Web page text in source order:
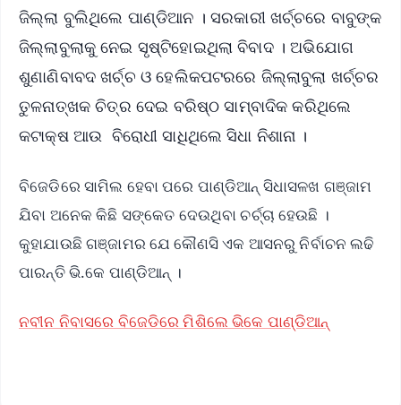
ଜିଲ୍ଲା ବୁଲିଥିଲେ ପାଣ୍ଡିଆନ । ସରକାରୀ ଖର୍ଚ୍ଚରେ ବାବୁଙ୍କ
ଜିଲ୍ଲାବୁଲାକୁ ନେଇ ସୃଷ୍ଟିହୋଇଥିଲା ବିବାଦ । ଅଭିଯୋଗ
ଶୁଣାଣିବାବଦ ଖର୍ଚ୍ଚ ଓ ହେଲିକପଟରରେ ଜିଲ୍ଲାବୁଲା ଖର୍ଚ୍ଚର
ତୁଳନାତ୍ଖକ ଚିତ୍ର ଦେଇ ବରିଷ୍ଠ ସାମ୍ବାଦିକ କରିଥିଲେ
କଟାକ୍ଷ ଆଉ ବିରୋଧୀ ସାଧିଥିଲେ ସିଧା ନିଶାନା ।
ବିଜେଡିରେ ସାମିଲ ହେବା ପରେ ପାଣ୍ଡିଆନ୍ ସିଧାସଳଖ ଗଞ୍ଜାମ
ଯିବା ଅନେକ କିଛି ସଙ୍କେତ ଦେଉଥିବା ଚର୍ଚ୍ଚା ହେଉଛି ।
କୁହାଯାଉଛି ଗଞ୍ଜାମର ଯେ କୌଣସି ଏକ ଆସନରୁ ନିର୍ବାଚନ ଲଢି
ପାରନ୍ତି ଭି.କେ ପାଣ୍ଡିଆନ୍ ।
ନବୀନ ନିବାସରେ ବିଜେଡିରେ ମିଶିଲେ ଭିକେ ପାଣ୍ଡିଆନ୍